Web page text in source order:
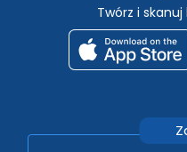
Twórz i